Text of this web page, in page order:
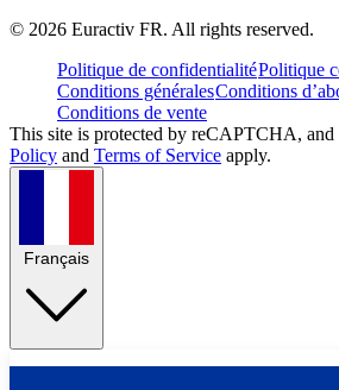
© 2026 Euractiv FR. All rights reserved.
Politique de confidentialitéPolitique
Conditions généralesConditions
Conditions de vente
This site is protected by reCAPTCHA, and
Policy and Terms of Service apply.
Français